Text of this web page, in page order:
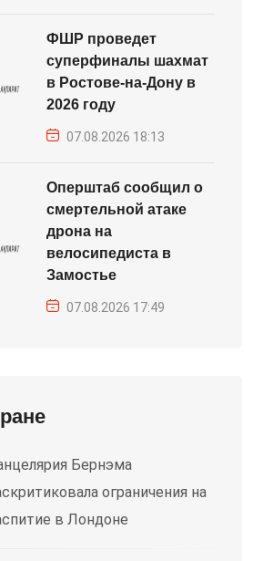
ФШР проведет
суперфиналы шахмат
в Ростове-на-Дону в
2026 году
07.08.2026 18:13
Оперштаб сообщил о
смертельной атаке
дрона на
велосипедиста в
Замостье
07.08.2026 17:49
Бернэма
ограничения на
в Лондоне